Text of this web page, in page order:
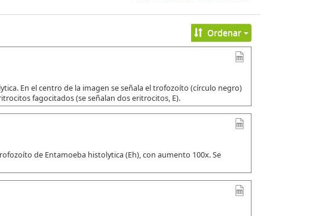
Ordenar
En el centro de la imagen se señala el trofozoíto (círculo negro)
fagocitados (se señalan dos eritrocitos, E).
de Entamoeba histolytica (Eh), con aumento 100x. Se